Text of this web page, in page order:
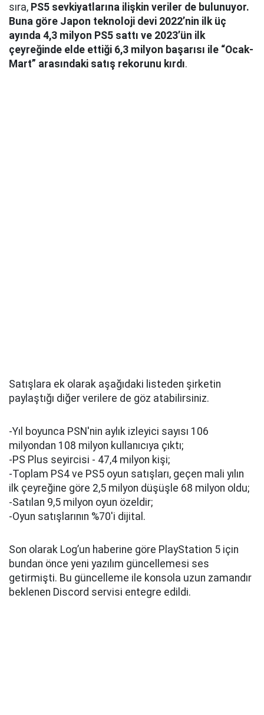
sıra, PS5 sevkiyatlarına ilişkin veriler de bulunuyor.
Buna göre Japon teknoloji devi 2022’nin ilk üç
ayında 4,3 milyon PS5 sattı ve 2023’ün ilk
çeyreğinde elde ettiği 6,3 milyon başarısı ile “Ocak-
Mart” arasındaki satış rekorunu kırdı.
Satışlara ek olarak aşağıdaki listeden şirketin
paylaştığı diğer verilere de göz atabilirsiniz.
-Yıl boyunca PSN'nin aylık izleyici sayısı 106
milyondan 108 milyon kullanıcıya çıktı;
-PS Plus seyircisi - 47,4 milyon kişi;
-Toplam PS4 ve PS5 oyun satışları, geçen mali yılın
ilk çeyreğine göre 2,5 milyon düşüşle 68 milyon oldu;
-Satılan 9,5 milyon oyun özeldir;
-Oyun satışlarının %70'i dijital.
Son olarak Log’un haberine göre PlayStation 5 için
bundan önce yeni yazılım güncellemesi ses
getirmişti. Bu güncelleme ile konsola uzun zamandır
beklenen Discord servisi entegre edildi.